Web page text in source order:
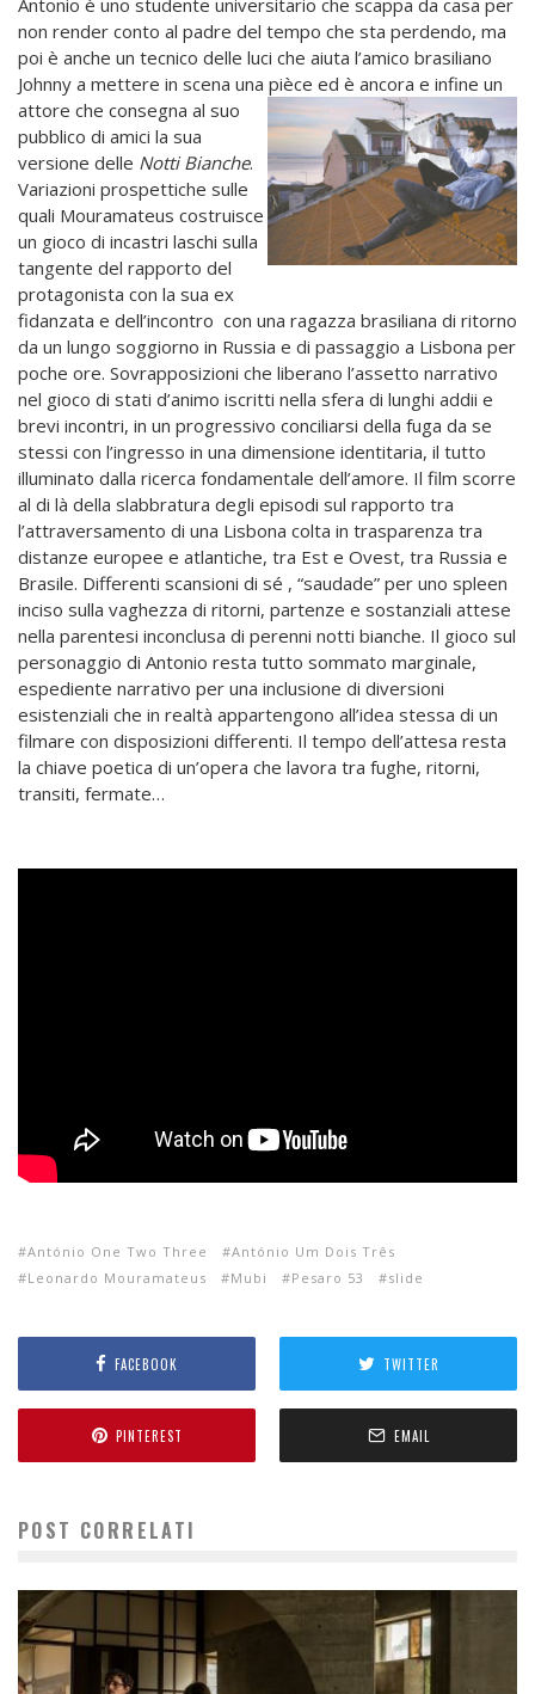
Antonio è uno studente universitario che scappa da casa per
non render conto al padre del tempo che sta perdendo, ma
poi è anche un tecnico delle luci che aiuta l’amico brasiliano
Johnny a mettere in scena una pièce ed è ancora e infine un
attore che consegna al suo
pubblico di amici la sua
versione delle Notti Bianche.
Variazioni prospettiche sulle
quali Mouramateus costruisce
un gioco di incastri laschi sulla
tangente del rapporto del
protagonista con la sua ex
fidanzata e dell’incontro con una ragazza brasiliana di ritorno
da un lungo soggiorno in Russia e di passaggio a Lisbona per
poche ore. Sovrapposizioni che liberano l’assetto narrativo
nel gioco di stati d’animo iscritti nella sfera di lunghi addii e
brevi incontri, in un progressivo conciliarsi della fuga da se
stessi con l’ingresso in una dimensione identitaria, il tutto
illuminato dalla ricerca fondamentale dell’amore. Il film scorre
al di là della slabbratura degli episodi sul rapporto tra
l’attraversamento di una Lisbona colta in trasparenza tra
distanze europee e atlantiche, tra Est e Ovest, tra Russia e
Brasile. Differenti scansioni di sé , “saudade” per uno spleen
inciso sulla vaghezza di ritorni, partenze e sostanziali attese
nella parentesi inconclusa di perenni notti bianche. Il gioco sul
personaggio di Antonio resta tutto sommato marginale,
espediente narrativo per una inclusione di diversioni
esistenziali che in realtà appartengono all’idea stessa di un
filmare con disposizioni differenti. Il tempo dell’attesa resta
la chiave poetica di un’opera che lavora tra fughe, ritorni,
transiti, fermate…
António One Two Three
António Um Dois Três
Leonardo Mouramateus
Mubi Pesaro 53 slide
FACEBOOK TWITTER
PINTEREST EMAIL
POST CORRELATI